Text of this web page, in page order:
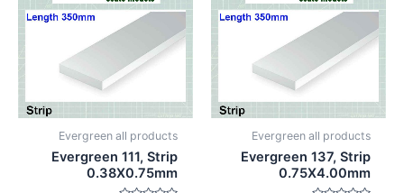
Evergreen all products
Evergreen 137, Strip
0.75X4.00mm
Evergreen all products
Evergreen 111, Strip
0.38X0.75mm